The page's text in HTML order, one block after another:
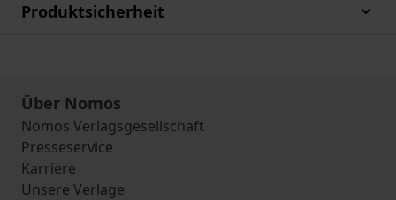
Produktsicherheit
Über Nomos
Nomos Verlagsgesellschaft
Presseservice
Karriere
Unsere Verlage